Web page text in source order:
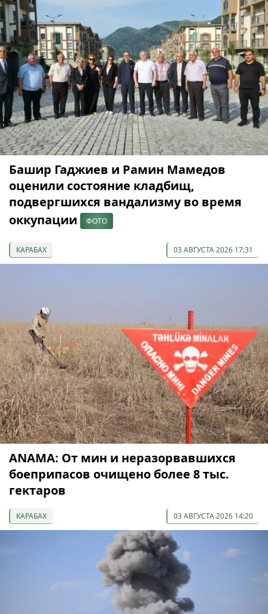
Башир Гаджиев и Рамин Мамедов
оценили состояние кладбищ,
подвергшихся вандализму во время
оккупации
ФОТО
КАРАБАХ 03 АВГУСТА 2026 17:31
ANAMA: От мин и неразорвавшихся
боеприпасов очищено более 8 тыс.
гектаров
КАРАБАХ 03 АВГУСТА 2026 14:20